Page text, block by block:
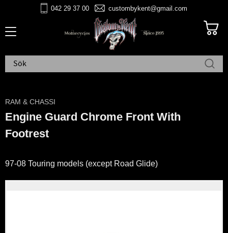
042 29 37 00 custombykent@gmail.com
RAM & CHASSI
Engine Guard Chrome Front With
Footrest
97-08 Touring models (except Road Glide)